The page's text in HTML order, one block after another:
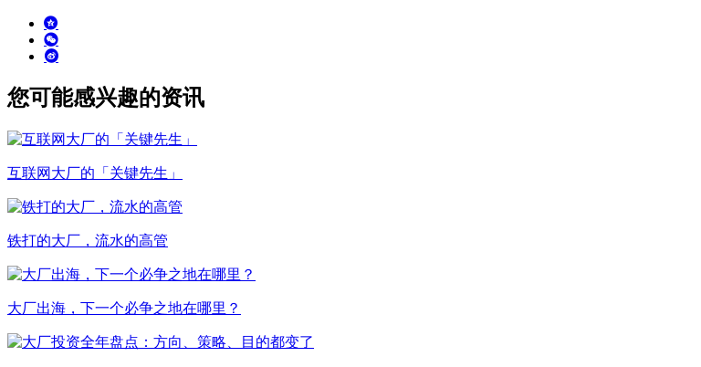
您可能感兴趣的资讯
互联网大厂的「关键先生」
铁打的大厂，流水的高管
大厂出海，下一个必争之地在哪里？